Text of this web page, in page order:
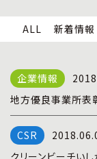
企業情報
全国事業所紹介
ALL 新着情報
地方優良事業所表
クリーンビーチい